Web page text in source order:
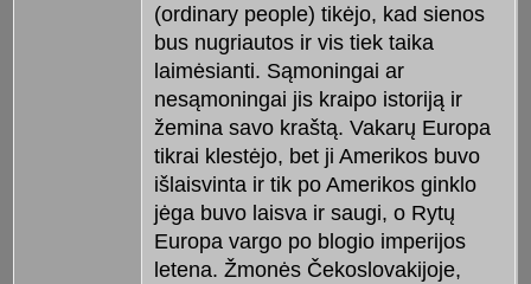
(ordinary people) tikėjo, kad sienos
bus nugriautos ir vis tiek taika
laimėsianti. Sąmoningai ar
nesąmoningai jis kraipo istoriją ir
žemina savo kraštą. Vakarų Europa
tikrai klestėjo, bet ji Amerikos buvo
išlaisvinta ir tik po Amerikos ginklo
jėga buvo laisva ir saugi, o Rytų
Europa vargo po blogio imperijos
letena. Žmonės Čekoslovakijoje,